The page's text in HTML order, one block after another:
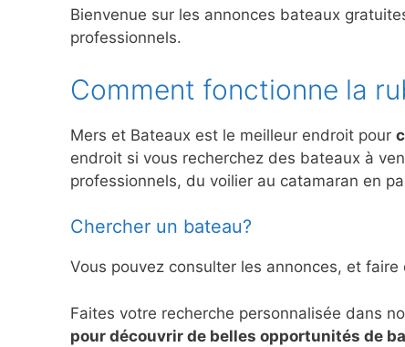
Bienvenue sur les annonces bateaux
professionnels.
Comment fonctionne la
Mers et Bateaux est le meilleur endroit pour
endroit si vous recherchez des bateaux à
professionnels, du voilier au catamaran en
Chercher un bateau?
Vous pouvez consulter les annonces, et
Faites votre recherche personnalisée dans
pour découvrir de belles opportunités de